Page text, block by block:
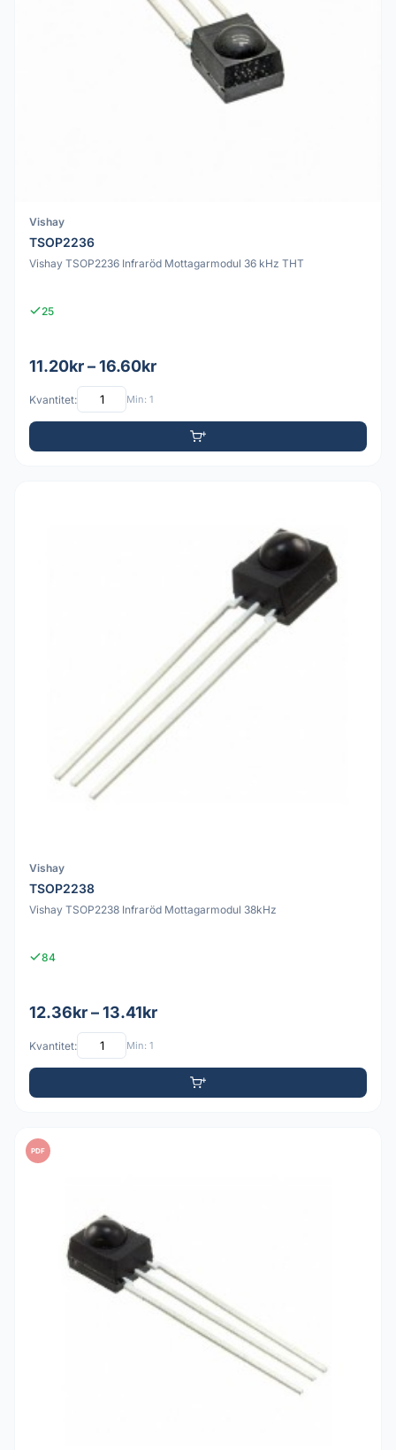
Vishay
TSOP2236
Vishay TSOP2236 Infraröd Mottagarmodul 36 kHz THT
25
11.20kr – 16.60kr
Kvantitet: Min: 1
Vishay
TSOP2238
Vishay TSOP2238 Infraröd Mottagarmodul 38kHz
84
12.36kr – 13.41kr
Kvantitet: Min: 1
PDF